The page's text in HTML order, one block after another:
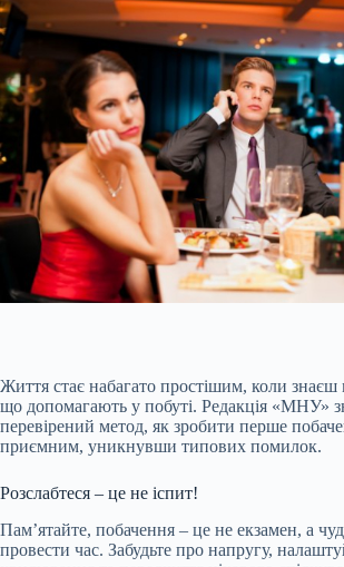
Життя стає набагато простішим, коли знаєш
що допомагають у побуті. Редакція «МНУ»
перевірений метод, як зробити перше
приємним, уникнувши типових помилок.
Розслабтеся – це не іспит!
Пам’ятайте, побачення – це не екзамен, а
провести час. Забудьте про напругу,